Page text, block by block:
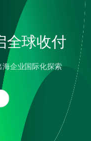
全球收付
企业国际化探索